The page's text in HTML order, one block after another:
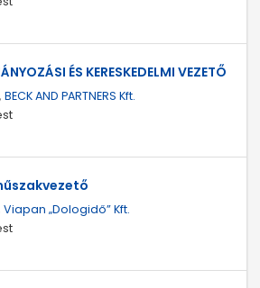
ÉS KERESKEDELMI VEZETŐ
BECK AND PARTNERS Kft.
Viapan „Dologidő” Kft.